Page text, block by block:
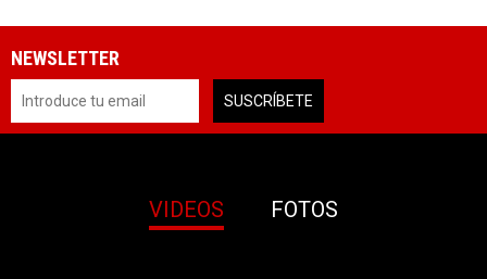
NEWSLETTER
VIDEOS FOTOS